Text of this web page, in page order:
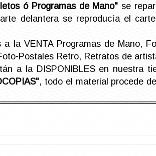
ó Programas de Mano" se
delantera se reproducía el
la VENTA Programas de Mano,
Postales Retro, Retratos de
a la DISPONIBLES en nuestra
, todo el material procede